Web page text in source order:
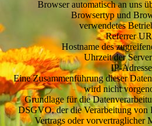
Browser automatisch an uns
Browsertyp und
verwendetes
Referrer
Hostname des
Uhrzeit der
IP-Adresse
Eine Zusammenführung dieser
wird nicht
Grundlage für die
DSGVO, der die Verarbeitung von
Vertrags oder vorvertraglicher